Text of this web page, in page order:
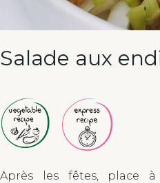
Salade aux
Après les fêtes, place